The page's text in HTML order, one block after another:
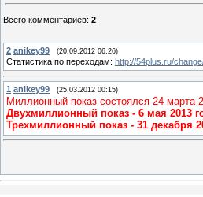
Всего комментариев: 2
2 anikey99 (20.09.2012 06:26)
Статистика по переходам: http://54plus.ru/
1 anikey99 (25.03.2012 00:15)
Миллионный показ состоялся 24 марта
Двухмиллионный показ - 6 мая 2013
Трехмиллионный показ - 31 декабря